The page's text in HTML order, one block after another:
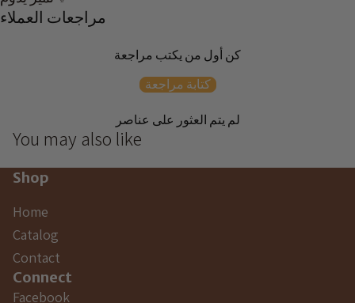
مراجعات العملاء
كن أول من يكتب مراجعة
كتابة مراجعة
لم يتم العثور على عناصر
You may also like
Shop
Home
Catalog
Contact
Connect
Facebook